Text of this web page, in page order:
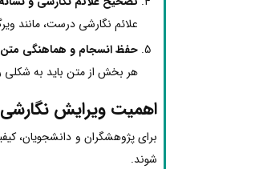
علائم نگارشی درست، مانند
حفظ انسجام و هماهنگی متن
هر بخش از متن باید به شکلی
اهمیت ویرایش
برای پژوهشگران و دانشجویان،
شوند.